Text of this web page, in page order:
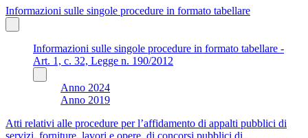
Informazioni sulle singole procedure in formato tabellare
Informazioni sulle singole procedure in formato tabellare -
Art. 1, c. 32, Legge n. 190/2012
Anno 2024
Anno 2019
Atti relativi alle procedure per l’affidamento di appalti pubblici di
servizi, forniture, lavori e opere, di concorsi pubblici di